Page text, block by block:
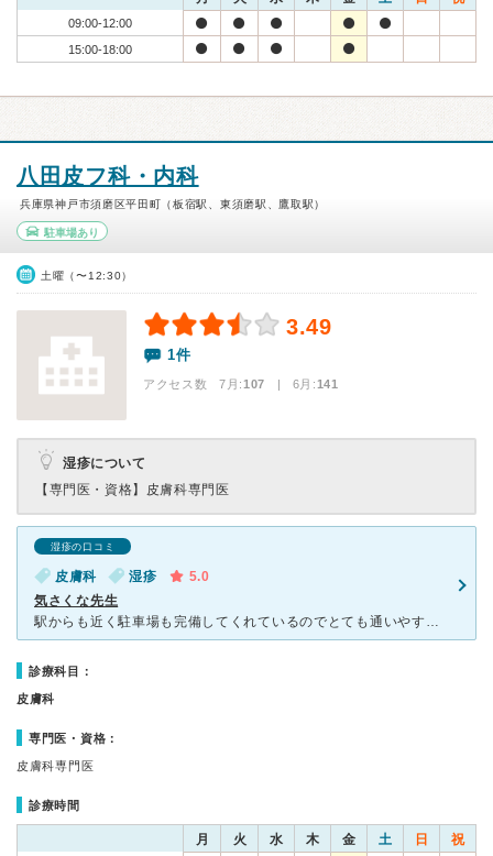
09:00-12:00
15:00-18:00
八田皮フ科・内科
兵庫県神戸市須磨区平田町（板宿駅、東須磨駅、鷹取駅）
駐車場あり
土曜（〜12:30）
3.49
1件
アクセス数 7月:107 | 6月:141
湿疹について
【専門医・資格】 皮膚科専門医
湿疹の口コミ
皮膚科 湿疹
5.0
気さくな先生
駅からも近く駐車場も完備してくれているのでとても通いやすい医院だと思います。先生がとても気さくで色々と困ったことや症状を相談しやすいです。もちろん腕もよく数回通院すると症状が和らぎます。水仕事などで手
診療科目：
皮膚科
専門医・資格：
皮膚科専門医
診療時間
月 火 水 木 金 土 日 祝